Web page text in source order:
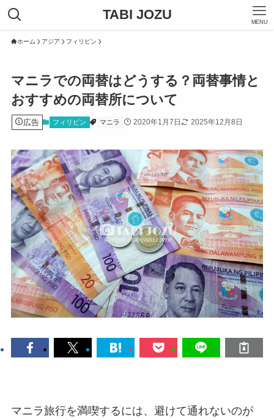
TABI JOZU MENU
ホーム アジア フィリピン
マニラでの両替はどうする？両替事情と
おすすめの両替所について
広告 フィリピン マニラ 2020年1月7日 2025年12月8日
マニラ旅行を満喫するには、避けて通れないのが